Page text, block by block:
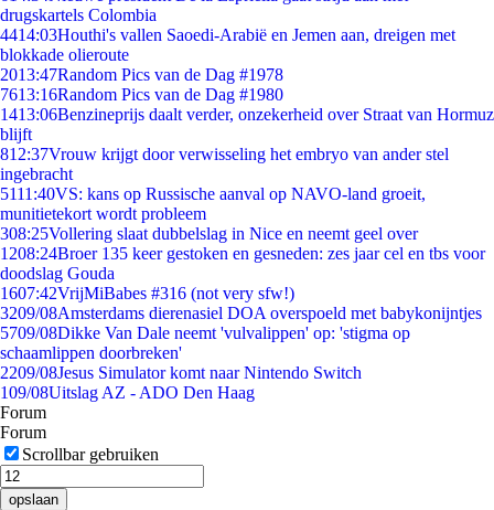
drugskartels Colombia
4414:03Houthi's vallen Saoedi-Arabië en Jemen aan, dreigen met
blokkade olieroute
2013:47Random Pics van de Dag #1978
7613:16Random Pics van de Dag #1980
1413:06Benzineprijs daalt verder, onzekerheid over Straat van Hormuz
blijft
812:37Vrouw krijgt door verwisseling het embryo van ander stel
ingebracht
5111:40VS: kans op Russische aanval op NAVO-land groeit,
munitietekort wordt probleem
308:25Vollering slaat dubbelslag in Nice en neemt geel over
1208:24Broer 135 keer gestoken en gesneden: zes jaar cel en tbs voor
doodslag Gouda
1607:42VrijMiBabes #316 (not very sfw!)
3209/08Amsterdams dierenasiel DOA overspoeld met babykonijntjes
5709/08Dikke Van Dale neemt 'vulvalippen' op: 'stigma op
schaamlippen doorbreken'
2209/08Jesus Simulator komt naar Nintendo Switch
109/08Uitslag AZ - ADO Den Haag
Forum
Forum
Scrollbar gebruiken
opslaan